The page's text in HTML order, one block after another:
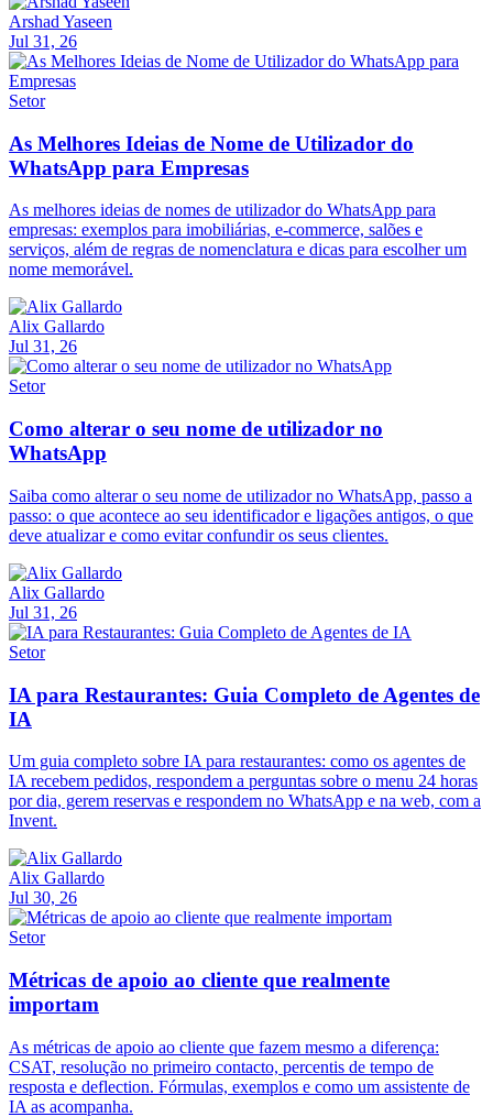
Arshad Yaseen
Jul 31, 26
Setor
As Melhores Ideias de Nome de Utilizador do
WhatsApp para Empresas
As melhores ideias de nomes de utilizador do WhatsApp para
empresas: exemplos para imobiliárias, e-commerce, salões e
serviços, além de regras de nomenclatura e dicas para escolher um
nome memorável.
Alix Gallardo
Jul 31, 26
Setor
Como alterar o seu nome de utilizador no
WhatsApp
Saiba como alterar o seu nome de utilizador no WhatsApp, passo a
passo: o que acontece ao seu identificador e ligações antigos, o que
deve atualizar e como evitar confundir os seus clientes.
Alix Gallardo
Jul 31, 26
Setor
IA para Restaurantes: Guia Completo de Agentes de
IA
Um guia completo sobre IA para restaurantes: como os agentes de
IA recebem pedidos, respondem a perguntas sobre o menu 24 horas
por dia, gerem reservas e respondem no WhatsApp e na web, com a
Invent.
Alix Gallardo
Jul 30, 26
Setor
Métricas de apoio ao cliente que realmente
importam
As métricas de apoio ao cliente que fazem mesmo a diferença:
CSAT, resolução no primeiro contacto, percentis de tempo de
resposta e deflection. Fórmulas, exemplos e como um assistente de
IA as acompanha.